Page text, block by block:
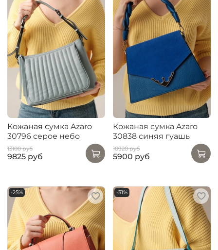
Кожаная сумка Azaro
30796 серое небо
13100 руб
9825 руб
Кожаная сумка Azaro
30838 синяя гуашь
10920 руб
5900 руб
-25% -31%